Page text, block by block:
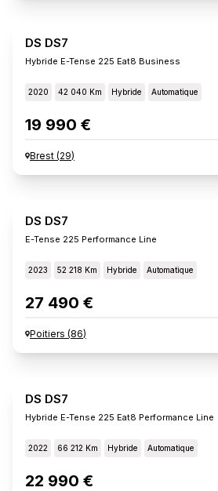
DS DS7
Hybride E-Tense 225 Eat8 Business
2020 42 040 Km Hybride Automatique
19 990 €
Brest (29)
DS DS7
E-Tense 225 Performance Line
2023 52 218 Km Hybride Automatique
27 490 €
Poitiers (86)
DS DS7
Hybride E-Tense 225 Eat8 Performance Line
2022 66 212 Km Hybride Automatique
22 990 €